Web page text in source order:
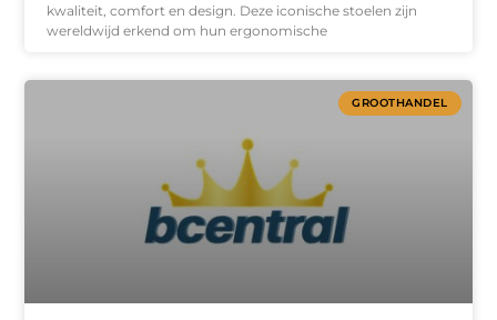
kwaliteit, comfort en design. Deze iconische stoelen zijn
wereldwijd erkend om hun ergonomische
GROOTHANDEL